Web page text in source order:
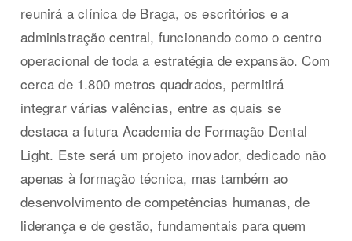
reunirá a clínica de Braga, os escritórios e a
administração central, funcionando como o centro
operacional de toda a estratégia de expansão. Com
cerca de 1.800 metros quadrados, permitirá
integrar várias valências, entre as quais se
destaca a futura Academia de Formação Dental
Light. Este será um projeto inovador, dedicado não
apenas à formação técnica, mas também ao
desenvolvimento de competências humanas, de
liderança e de gestão, fundamentais para quem